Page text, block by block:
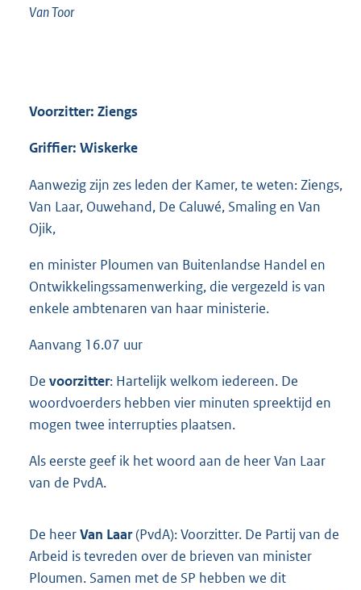
Van Toor
Voorzitter: Ziengs
Griffier: Wiskerke
Aanwezig zijn zes leden der Kamer, te weten: Ziengs,
Van Laar, Ouwehand, De Caluwé, Smaling en Van
Ojik,
en minister Ploumen van Buitenlandse Handel en
Ontwikkelingssamenwerking, die vergezeld is van
enkele ambtenaren van haar ministerie.
Aanvang 16.07 uur
De voorzitter: Hartelijk welkom iedereen. De
woordvoerders hebben vier minuten spreektijd en
mogen twee interrupties plaatsen.
Als eerste geef ik het woord aan de heer Van Laar
van de PvdA.
De heerVan Laar(PvdA): Voorzitter. De Partij van de
Arbeid is tevreden over de brieven van minister
Ploumen. Samen met de SP hebben we dit